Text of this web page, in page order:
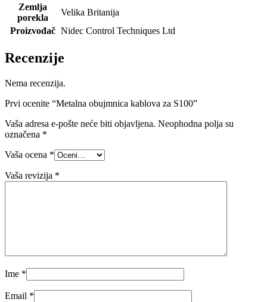
Zemlja
porekla
Velika Britanija
Proizvođač Nidec Control Techniques Ltd
Recenzije
Nema recenzija.
Prvi ocenite “Metalna obujmnica kablova za S100”
Vaša adresa e-pošte neće biti objavljena. Neophodna polja su
označena *
Vaša ocena *
Vaša revizija *
Ime *
Email *